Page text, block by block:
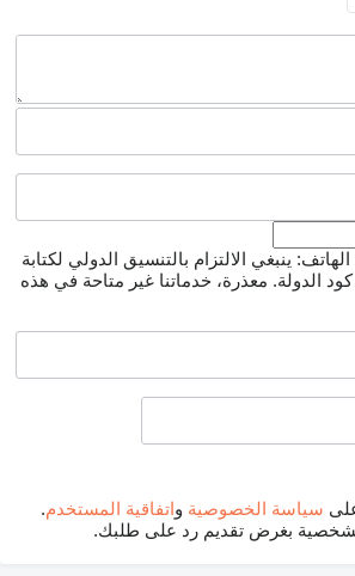
ينبغي الالتزام بالتنسيق الدولي لكتابة
الدولة. معذرة، خدماتنا غير متاحة في هذه
سياسة الخصوصية واتفاقية المستخدم.
بغرض تقديم رد على طلبك.